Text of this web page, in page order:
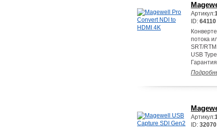
Артикул:
ID: 64110
потока
SRT/
USB
Артикул:
ID: 32070